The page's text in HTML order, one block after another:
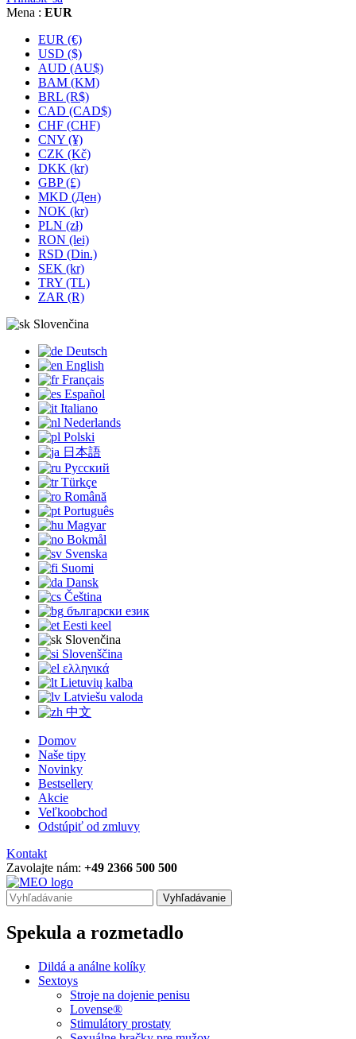
Mena : EUR
EUR (€)
USD ($)
AUD (AU$)
BAM (KM)
BRL (R$)
CAD (CAD$)
CHF (CHF)
CNY (¥)
CZK (Kč)
DKK (kr)
GBP (£)
MKD (Ден)
NOK (kr)
PLN (zł)
RON (lei)
RSD (Din.)
SEK (kr)
TRY (TL)
ZAR (R)
Slovenčina
Deutsch
English
Français
Español
Italiano
Nederlands
Polski
日本語
Русский
Türkçe
Română
Português
Magyar
Bokmål
Svenska
Suomi
Dansk
Čeština
български език
Eesti keel
Slovenčina
Slovenščina
ελληνικά
Lietuvių kalba
Latviešu valoda
中文
Domov
Naše tipy
Novinky
Bestsellery
Akcie
Veľkoobchod
Odstúpiť od zmluvy
Kontakt
Zavolajte nám: +49 2366 500 500
Vyhľadávanie
Spekula a rozmetadlo
Dildá a análne kolíky
Sextoys
Stroje na dojenie penisu
Lovense®
Stimulátory prostaty